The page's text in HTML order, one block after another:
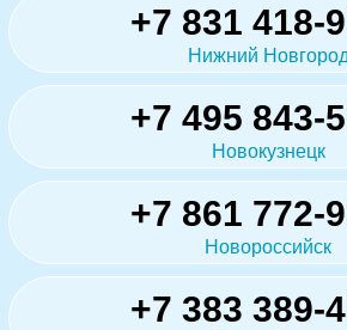
+7 831 418-
Нижний Новгород
+7 495 843-
Новокузнецк
+7 861 772-
Новороссийск
+7 383 389-